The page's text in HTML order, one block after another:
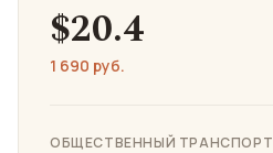
$20.4
1 690 руб.
ОБЩЕСТВЕННЫЙ ТРАНСПОРТ